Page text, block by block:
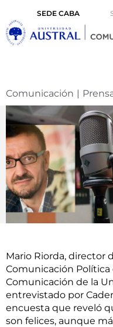
SEDE CABA
Comunicación
Mario Riorda, director
Comunicación Política
Comunicación de la
entrevistado por
encuesta que reveló
son felices, aunque